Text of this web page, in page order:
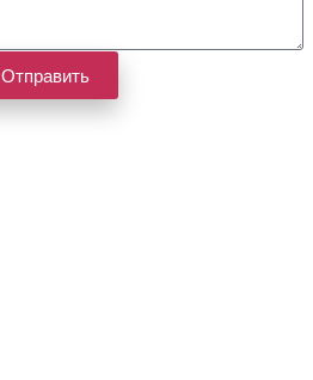
Отправить